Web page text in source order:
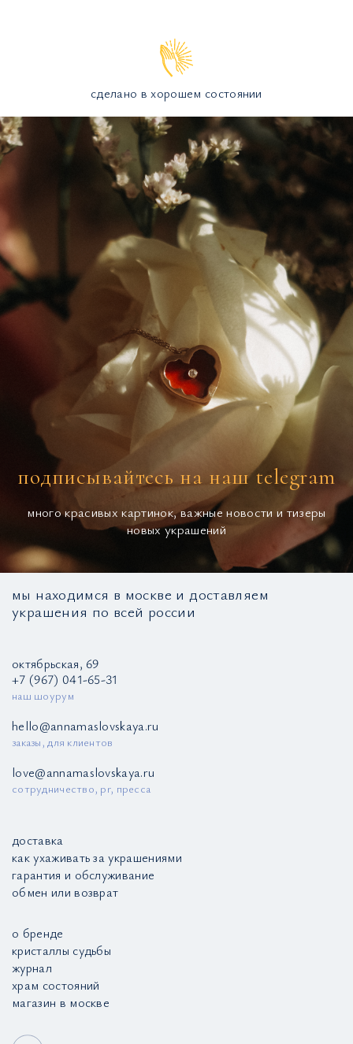
сделано в хорошем состоянии
подписывайтесь на наш telegram
много красивых картинок, важные новости и тизеры
новых украшений
мы находимся в москве и доставляем
украшения по всей россии
октябрьская, 69
+7 (967) 041-65-31
наш шоурум
hello@annamaslovskaya.ru
заказы, для клиентов
love@annamaslovskaya.ru
сотрудничество, pr, пресса
доставка
как ухаживать за украшениями
гарантия и обслуживание
обмен или возврат
о бренде
кристаллы судьбы
журнал
храм состояний
магазин в москве